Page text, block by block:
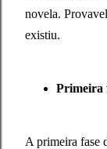
novela.
existiu.
Primeira
A primeira fase